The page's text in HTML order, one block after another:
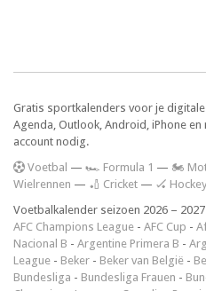
Gratis sportkalenders voor je
Agenda, Outlook, Android, iPhone
account nodig.
Voetbal — 🏎️ Formula 1 — 🏍
Wielrennen — 🏏 Cricket — 🏑
Voetbalkalender seizoen 2026 –
AFC Champions League - AFC Cup -
Nacional B - Argentine Primera B -
League - Beker - Beker van België -
Bundesliga - Bundesliga Frauen -